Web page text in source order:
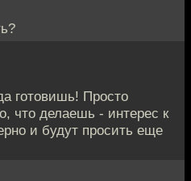
готовишь! Просто
что делаешь - интерес к
и будут просить еще